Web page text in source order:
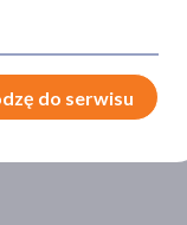
do serwisu